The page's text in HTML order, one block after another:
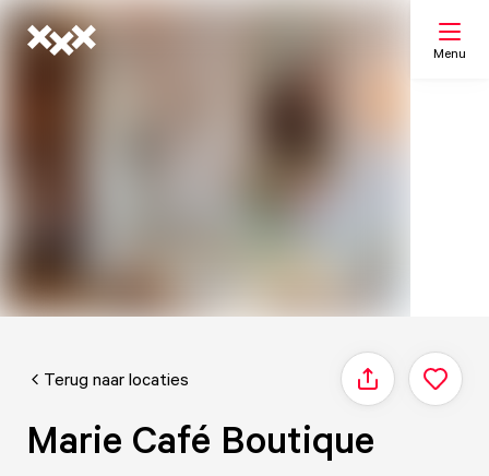
Menu
Terug naar locaties Delen
Marie Café Boutique